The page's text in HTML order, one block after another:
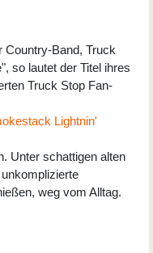
Country-Band, Truck
so lautet der Titel ihres
Truck Stop Fan-
Lightnin'
Unter schattigen alten
weg vom Alltag.